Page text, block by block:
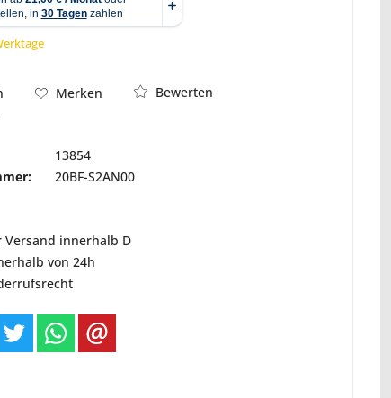
Merken
Bewerten
13854
20BF-S2AN00
Versand innerhalb D
von 24h